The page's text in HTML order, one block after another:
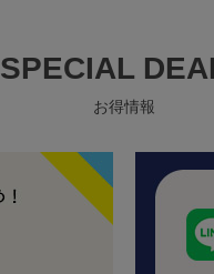
SPECIAL
お得情報